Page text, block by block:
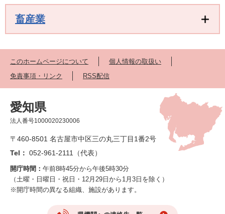
畜産業
このホームページについて
個人情報の取扱い
免責事項・リンク
RSS配信
愛知県
法人番号1000020230006
〒460-8501 名古屋市中区三の丸三丁目1番2号
Tel： 052-961-2111（代表）
開庁時間： 午前8時45分から午後5時30分
（土曜・日曜日・祝日・12月29日から1月3日を除く）
※開庁時間の異なる組織、施設があります。